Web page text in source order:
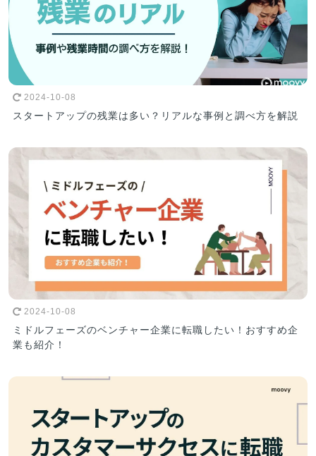
2024-10-08
スタートアップの残業は多い？リアルな事例と調べ方を解説
2024-10-08
ミドルフェーズのベンチャー企業に転職したい！おすすめ企
業も紹介！